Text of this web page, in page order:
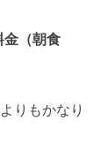
金（朝食
りもかなり